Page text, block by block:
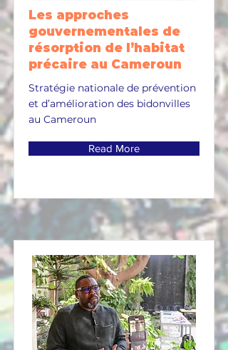
Les approches
gouvernementales de
résorption de l’habitat
précaire au Cameroun
Stratégie nationale de prévention
et d’amélioration des bidonvilles
au Cameroun
Read More